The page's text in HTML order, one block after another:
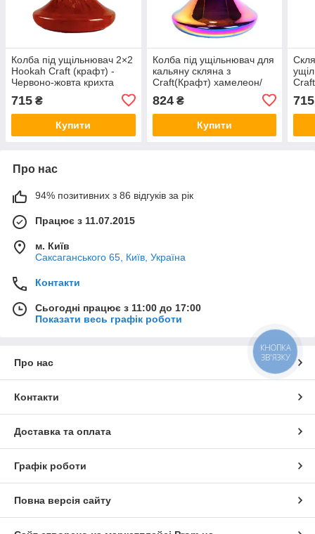
Колба під ущільнювач 2×2
Hookah Craft (крафт) -
Червоно-жовта крихта
715 ₴
Купити
Колба під ущільнювач для
кальяну скляна з
Craft(Крафт) хамелеон/
824₴
Купити
715
Про нас
94% позитивних з 86 відгуків за рік
Працює з 11.07.2015
м. Київ
Саксаганського 65, Київ, Україна
Контакти
Сьогодні працює з 11:00 до 17:00
Показати весь графік роботи
Про нас
Контакти
Доставка та оплата
Графік роботи
Повна версія сайту
КНОПКА
ЗВ'ЯЗКУ